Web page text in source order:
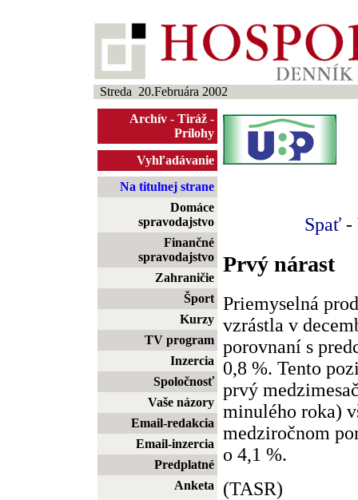
Streda 20.Februára 2002
Archív - Tiráž -
Prílohy
Vyhľadávanie
Na titulnej strane
Domáce
spravodajstvo
Finančné
spravodajstvo
Zahraničie
Šport
Kurzy
TV program
Inzercia
Spoločnosť
Vaše názory
Email-redakcia
Email-inzercia
Predplatné
Anketa
Spať -
Prvý nárast
Priemyselná
vzrástla v
porovnaní s
0,8 %. Tento
prvý
minulého roka)
medziročnom
o 4,1 %.
(TASR)